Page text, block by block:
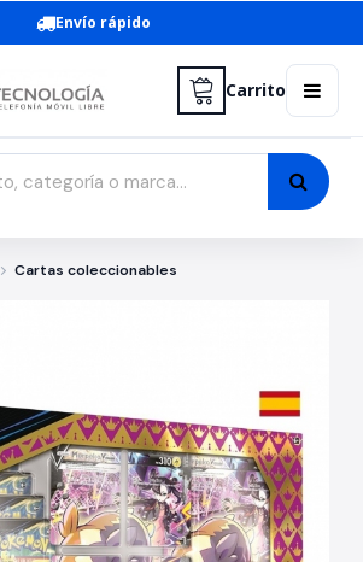
Envío rápido
Carrito
Cartas coleccionables